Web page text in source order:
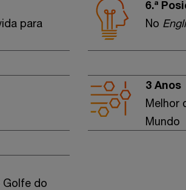
para
Golfe do
6.ª
No
3 Anos
Melhor
Mundo